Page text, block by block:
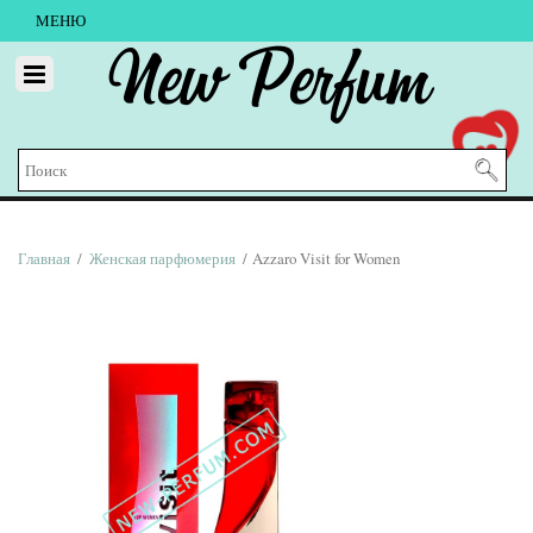
МЕНЮ
New Perfum
Главная / Женская парфюмерия / Azzaro Visit for Women